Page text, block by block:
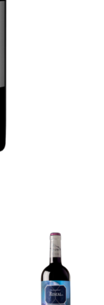
Tempranillo